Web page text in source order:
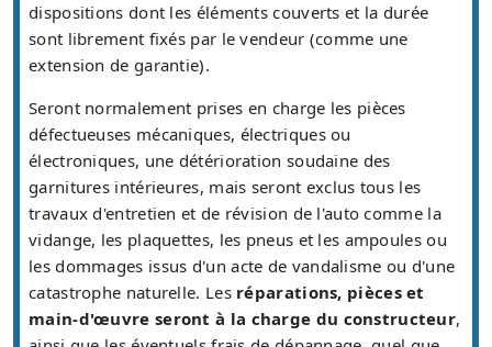
dispositions dont les éléments couverts et la durée
sont librement fixés par le vendeur (comme une
extension de garantie).
Seront normalement prises en charge les pièces
défectueuses mécaniques, électriques ou
électroniques, une détérioration soudaine des
garnitures intérieures, mais seront exclus tous les
travaux d'entretien et de révision de l'auto comme la
vidange, les plaquettes, les pneus et les ampoules ou
les dommages issus d'un acte de vandalisme ou d'une
catastrophe naturelle. Les réparations, pièces et
main-d'œuvre seront à la charge du constructeur,